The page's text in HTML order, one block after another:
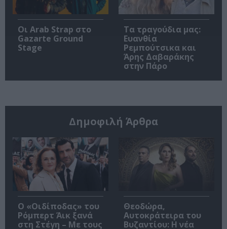
Οι Arab Strap στο
Gazarte Ground
Stage
Τα τραγούδια μας:
Ευανθία
Ρεμπούτσικα και
Άρης Δαβαράκης
στην Πάρο
Δημοφιλή Άρθρα
O «Οιδίποδας» του
Ρόμπερτ Άικ ξανά
στη Στέγη – Με τους
Θεοδώρα,
Αυτοκράτειρα του
Βυζαντίου: Η νέα